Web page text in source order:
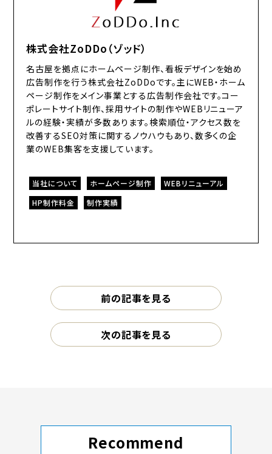
株式会社ZoDDo（ゾッド）
名古屋を拠点にホームページ制作、看板デザインを始め
広告制作を行う株式会社ZoDDoです。主にWEB・ホーム
ページ制作をメイン事業とする広告制作会社です。コー
ポレートサイト制作、採用サイトの制作やWEBリニューア
ルの経験・実績が多数あります。検索順位・アクセス数を
改善するSEO対策に関するノウハウもあり、数多くの企
業のWEB集客を支援しています。
当社について ホームページ制作
WEBリニューアル
HP制作料金
制作実績
前の記事を見る
次の記事を見る
Recommend